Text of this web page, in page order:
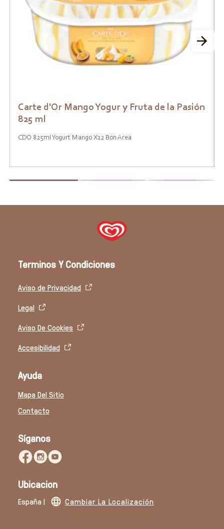
Carte d'Or Mango Yogur y Fruta de la Pasión
825 ml
CDO 825ml Yogurt Mango X12 Bon Area
Terminos Y Condiciones
Aviso de Privacidad
Legal
Aviso De Cookies
Accesibilidad
Ayuda
Mapa Del Sitio
Contacto
Síganos
Ubicacion
España | Cambiar La Localización